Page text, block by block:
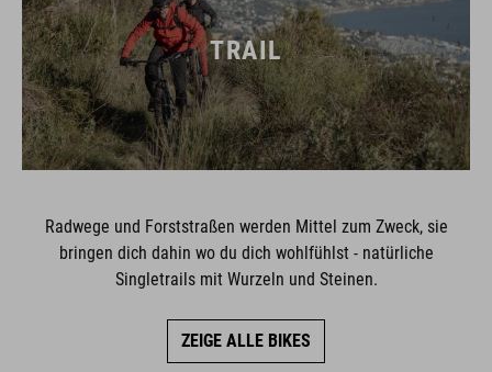
TRAIL
Radwege und Forststraßen werden Mittel zum Zweck, sie
bringen dich dahin wo du dich wohlfühlst - natürliche
Singletrails mit Wurzeln und Steinen.
ZEIGE ALLE BIKES